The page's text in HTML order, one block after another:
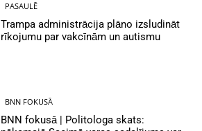
PASAULĒ
Trampa administrācija plāno izsludināt
rīkojumu par vakcīnām un autismu
BNN FOKUSĀ
BNN fokusā | Politologa skats: